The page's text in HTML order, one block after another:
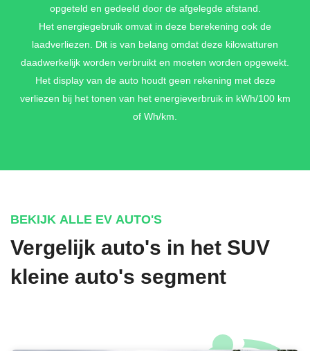
€ 795,-
VANILLA BLOSSOM METALLIC
WOLF GRAY METALLIC
€ 795,-
BLACK PEARL METALLIC
opgeteld en gedeeld door de afgelegde afstand.
Het energiegebruik omvat in deze berekening ook de
laadverliezen. Dit is van belang omdat deze kilowatturen
daadwerkelijk worden verbruikt en moeten worden opgewekt.
Het display van de auto houdt geen rekening met deze
verliezen bij het tonen van het energieverbruik in kWh/100 km
of Wh/km.
BEKIJK ALLE EV AUTO'S
Vergelijk auto's in het SUV
kleine auto's segment